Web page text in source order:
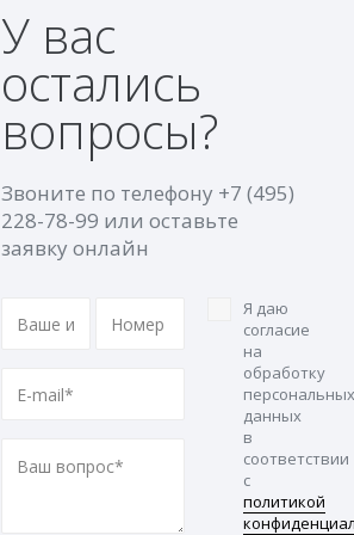
У вас
остались
вопросы?
Звоните по телефону +7 (495)
228-78-99 или оставьте
заявку онлайн
Я даю
согласие
на
обработку
персональных
данных
в
соответствии
с
политикой